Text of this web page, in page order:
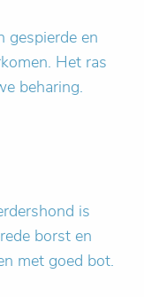
gespierde en
Het ras
beharing.
is
borst en
met goed bot.